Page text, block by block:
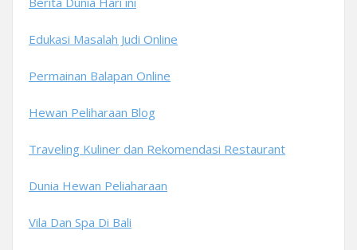
Edukasi Masalah Judi Online
Permainan Balapan Online
Hewan Peliharaan Blog
Traveling Kuliner dan Rekomendasi Restaurant
Dunia Hewan Peliaharaan
Vila Dan Spa Di Bali